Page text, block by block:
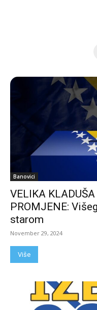
Banovici
VELIKA
PROMJENE:
starom
November 29, 2024
Više